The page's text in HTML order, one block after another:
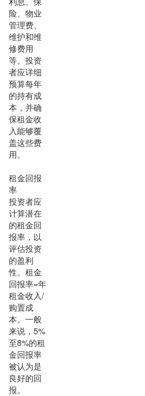
险、物业
管理费、
维护和维
修费用
等。投资
者应详细
预算每年
的持有成
本，并确
保租金收
入能够覆
盖这些费
用。
租金回报
率
投资者应
计算潜在
的租金回
报率，以
评估投资
的盈利
性。租金
回报率=年
租金收入/
购置成
本。一般
来说，5%
至8%的租
金回报率
被认为是
良好的回
报。